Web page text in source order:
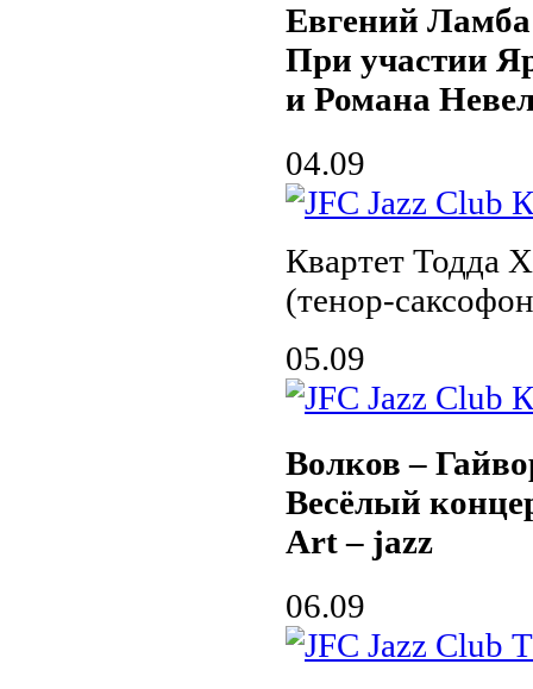
Евгений
При участии
и Романа
04.09
Квартет Тодда
(тенор-
05.09
Волков –
Весёлый
Art – jazz
06.09